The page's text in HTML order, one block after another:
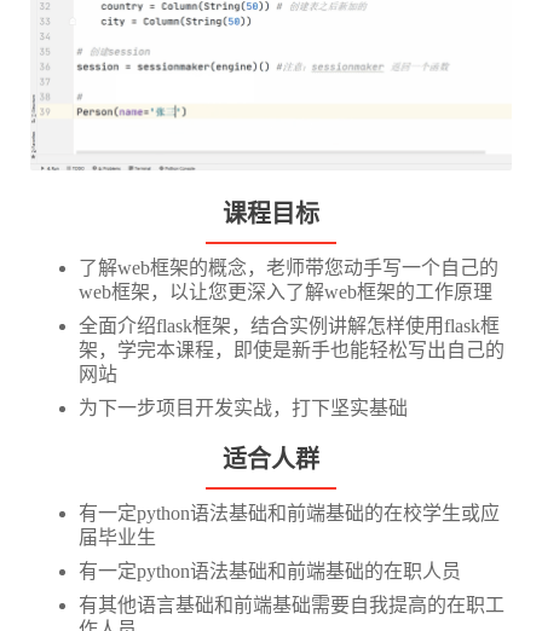
课程目标
了解web框架的概念，老师带您动手写一个自己的
web框架，以让您更深入了解web框架的工作原理
全面介绍flask框架，结合实例讲解怎样使用flask框
架，学完本课程，即使是新手也能轻松写出自己的
网站
为下一步项目开发实战，打下坚实基础
适合人群
有一定python语法基础和前端基础的在校学生或应
届毕业生
有一定python语法基础和前端基础的在职人员
有其他语言基础和前端基础需要自我提高的在职工